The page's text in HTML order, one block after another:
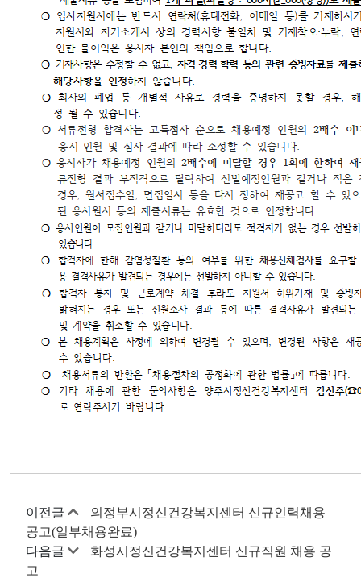
이전글
의정부시정신건강복지센터 신규인력채용
공고(일부채용완료)
다음글
화성시정신건강복지센터 신규직원 채용 공
고